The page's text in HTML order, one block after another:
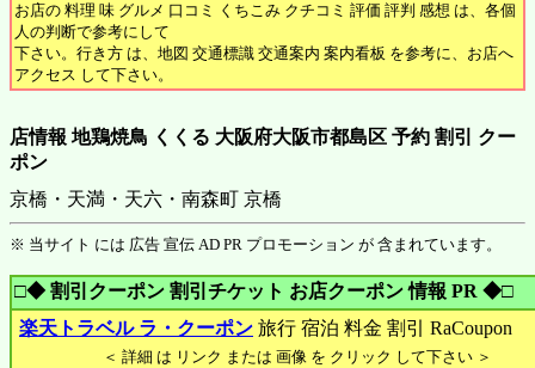
お店の 料理 味 グルメ 口コミ くちこみ クチコミ 評価 評判 感想 は、各個
人の判断で参考にして
下さい。行き方 は、地図 交通標識 交通案内 案内看板 を参考に、お店へ
アクセス して下さい。
店情報 地鶏焼鳥 くくる 大阪府大阪市都島区 予約 割引 クー
ポン
京橋・天満・天六・南森町 京橋
※ 当サイト には 広告 宣伝 AD PR プロモーション が 含まれています。
□◆ 割引クーポン 割引チケット お店クーポン 情報 PR ◆□
楽天トラベル ラ・クーポン 旅行 宿泊 料金 割引 RaCoupon
＜ 詳細 は リンク または 画像 を クリック して下さい ＞